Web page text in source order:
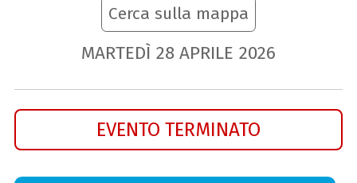
Cerca sulla mappa
MARTEDÌ 28 APRILE 2026
EVENTO TERMINATO